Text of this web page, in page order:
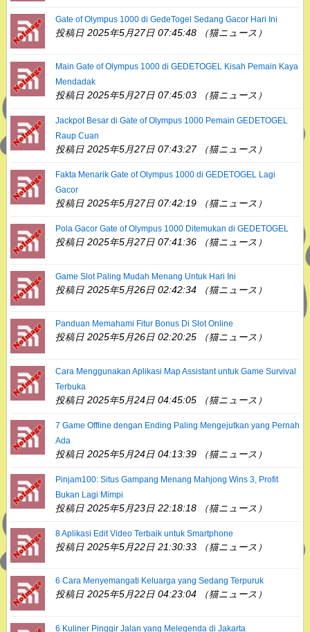
Gate of Olympus 1000 di GedeTogel Sedang Gacor Hari Ini
投稿日 2025年5月27日 07:45:48 （猫ニュース）
Main Gate of Olympus 1000 di GEDETOGEL Kisah Pemain Kaya
Mendadak
投稿日 2025年5月27日 07:45:03 （猫ニュース）
Jackpot Besar di Gate of Olympus 1000 Pemain GEDETOGEL
Raup Cuan
投稿日 2025年5月27日 07:43:27 （猫ニュース）
Fakta Menarik Gate of Olympus 1000 di GEDETOGEL Lagi
Gacor
投稿日 2025年5月27日 07:42:19 （猫ニュース）
Pola Gacor Gate of Olympus 1000 Ditemukan di GEDETOGEL
投稿日 2025年5月27日 07:41:36 （猫ニュース）
Game Slot Paling Mudah Menang Untuk Hari Ini
投稿日 2025年5月26日 02:42:34 （猫ニュース）
Panduan Memahami Fitur Bonus Di Slot Online
投稿日 2025年5月26日 02:20:25 （猫ニュース）
Cara Menggunakan Aplikasi Map Assistant untuk Game Survival
Terbuka
投稿日 2025年5月24日 04:45:05 （猫ニュース）
7 Game Offline dengan Ending Paling Mengejutkan yang Pernah
Ada
投稿日 2025年5月24日 04:13:39 （猫ニュース）
Pinjam100: Situs Gampang Menang Mahjong Wins 3, Profit
Bukan Lagi Mimpi
投稿日 2025年5月23日 22:18:18 （猫ニュース）
8 Aplikasi Edit Video Terbaik untuk Smartphone
投稿日 2025年5月22日 21:30:33 （猫ニュース）
6 Cara Menyemangati Keluarga yang Sedang Terpuruk
投稿日 2025年5月22日 04:23:04 （猫ニュース）
6 Kuliner Pinggir Jalan yang Melegenda di Jakarta